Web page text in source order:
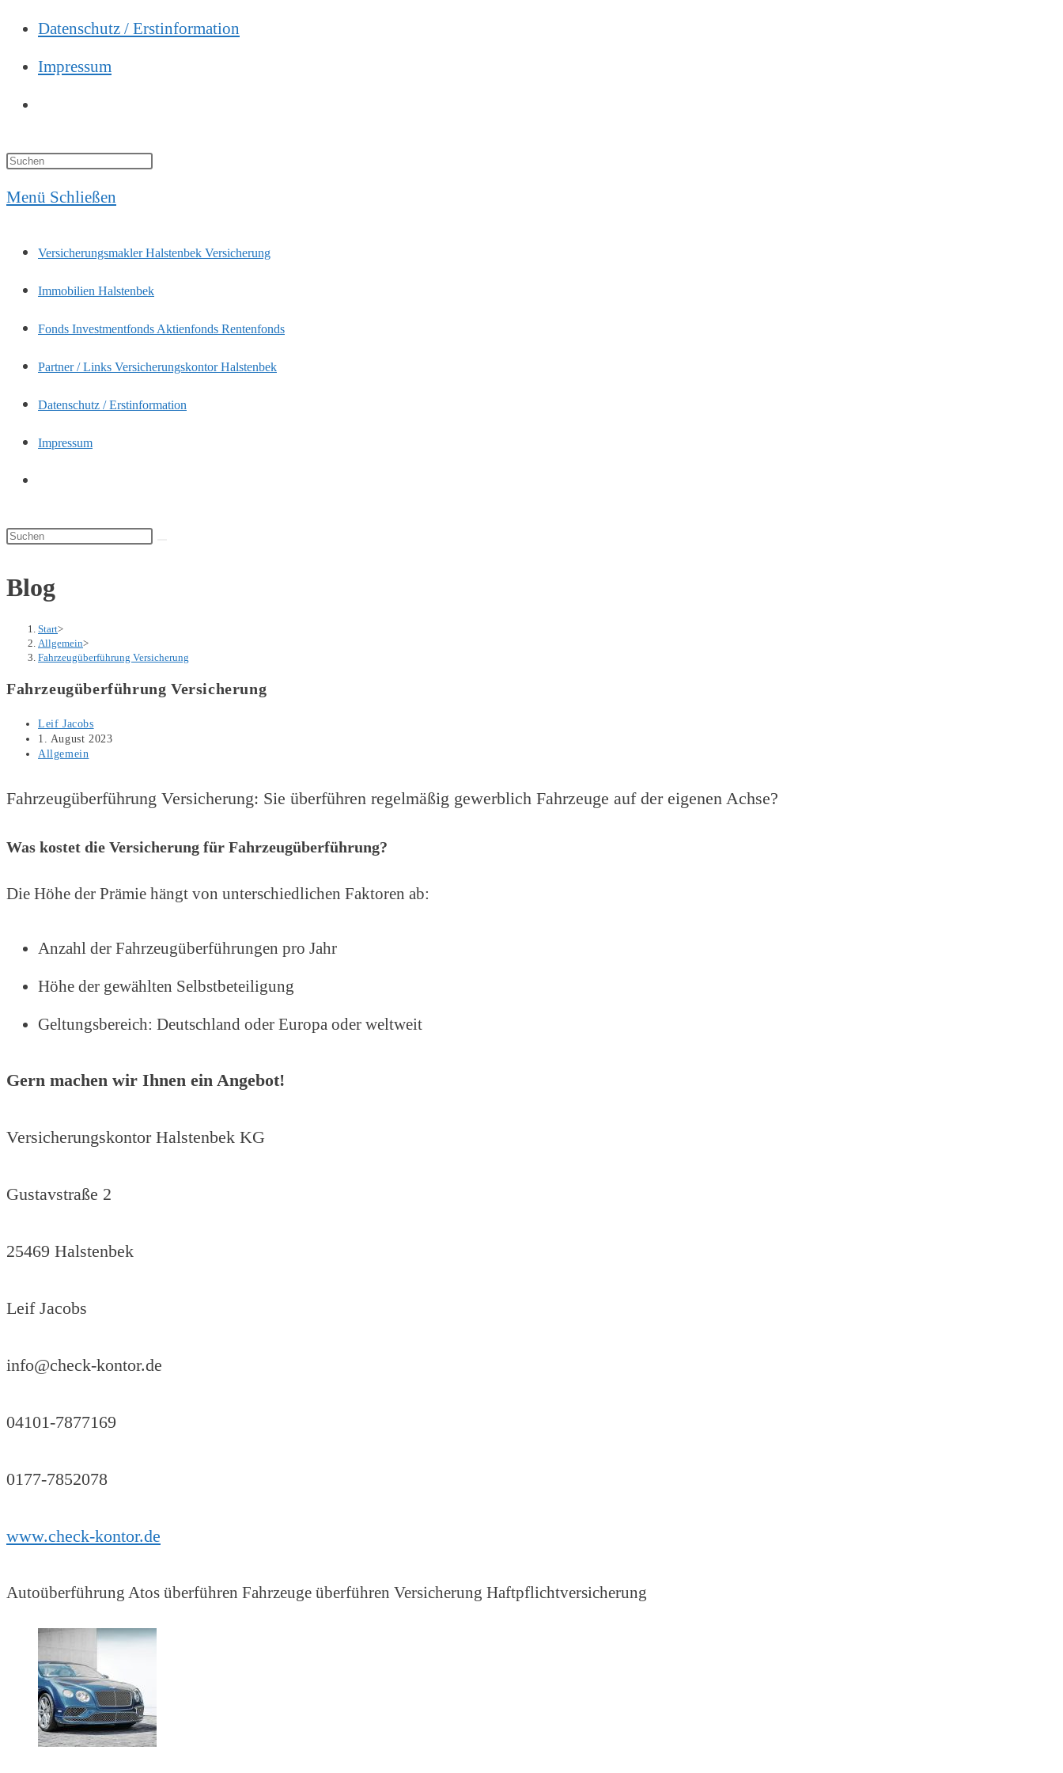
Datenschutz / Erstinformation
Impressum
Press
Menü Schließen
Versicherungsmakler Halstenbek Versicherung
Immobilien Halstenbek
Fonds Investmentfonds Aktienfonds Rentenfonds
Partner / Links Versicherungskontor Halstenbek
Datenschutz / Erstinformation
Impressum
Diese
Blog
Start>
Allgemein>
Fahrzeugüberführung Versicherung
Fahrzeugüberführung Versicherung
Beitrags-
Autor:
Leif Jacobs
Beitrag
veröffentlicht:
1. August 2023
Beitrags-
Allgemein
Fahrzeugüberführung Versicherung: Sie überführen regelmäßig gewerblich Fahrzeuge auf der eigenen Achse?
Was kostet die Versicherung für Fahrzeugüberführung?
Die Höhe der Prämie hängt von unterschiedlichen Faktoren ab:
Anzahl der Fahrzeugüberführungen pro Jahr
Höhe der gewählten Selbstbeteiligung
Geltungsbereich: Deutschland oder Europa oder weltweit
Gern machen wir Ihnen ein Angebot!
Versicherungskontor Halstenbek KG
Gustavstraße 2
25469 Halstenbek
Leif Jacobs
info@check-kontor.de
04101-7877169
0177-7852078
www.check-kontor.de
Autoüberführung Atos überführen Fahrzeuge überführen Versicherung Haftpflichtversicherung